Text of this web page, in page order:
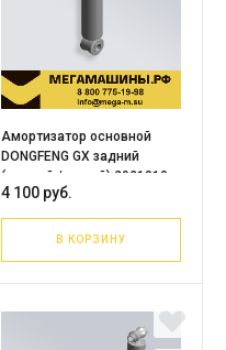
Амортизатор основной
DONGFENG GX задний
(правый / левый) 2921010-
H03E0 OEM
4 100 руб.
В КОРЗИНУ